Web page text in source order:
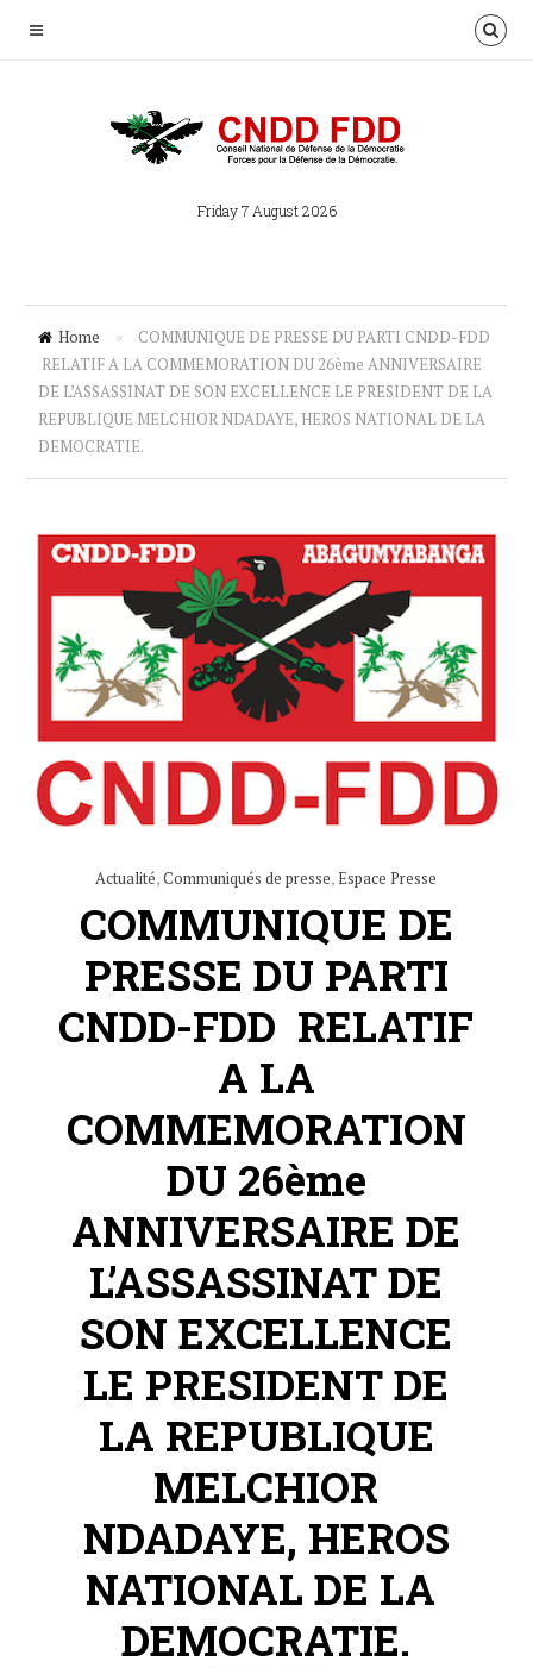
Friday 7 August 2026
Home »
COMMUNIQUE DE PRESSE DU PARTI CNDD-FDD
RELATIF A LA COMMEMORATION DU 26ème ANNIVERSAIRE
DE L’ASSASSINAT DE SON EXCELLENCE LE PRESIDENT DE LA
REPUBLIQUE MELCHIOR NDADAYE, HEROS NATIONAL DE LA
DEMOCRATIE.
Actualité,Communiqués de presse,Espace Presse
COMMUNIQUE DE
PRESSE DU PARTI
CNDD-FDD RELATIF
A LA
COMMEMORATION
DU 26ème
ANNIVERSAIRE DE
L’ASSASSINAT DE
SON EXCELLENCE
LE PRESIDENT DE
LA REPUBLIQUE
MELCHIOR
NDADAYE, HEROS
NATIONAL DE LA
DEMOCRATIE.